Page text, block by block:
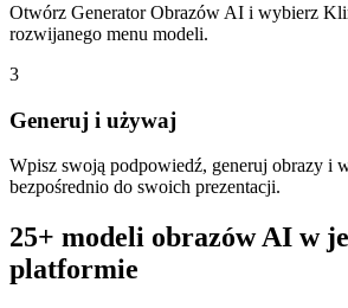
Otwórz Generator Obrazów AI i wybierz
rozwijanego menu modeli.
3
Generuj i używaj
Wpisz swoją podpowiedź, generuj obrazy i
bezpośrednio do swoich prezentacji.
25+ modeli obrazów AI w
platformie